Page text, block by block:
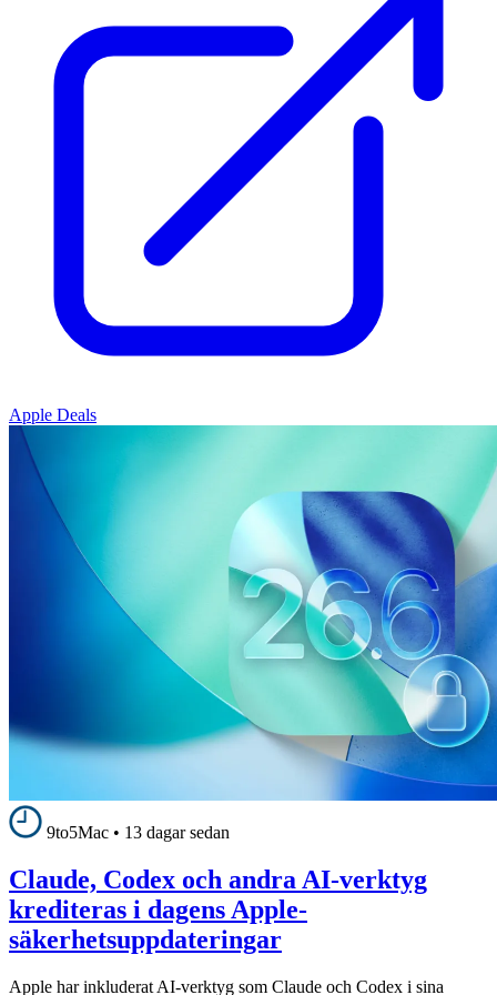
Apple Deals
9to5Mac • 13 dagar sedan
Claude, Codex och andra AI-verktyg
krediteras i dagens Apple-
säkerhetsuppdateringar
Apple har inkluderat AI-verktyg som Claude och Codex i sina